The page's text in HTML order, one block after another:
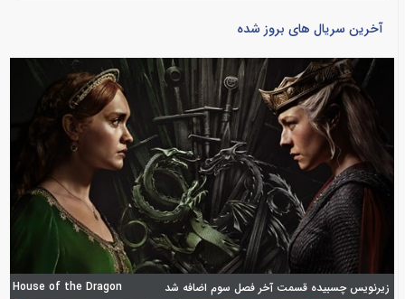
آخرین سریال های بروز شده
زیرنویس چسبیده قسمت آخر فصل سوم اضافه شد House of the Dragon